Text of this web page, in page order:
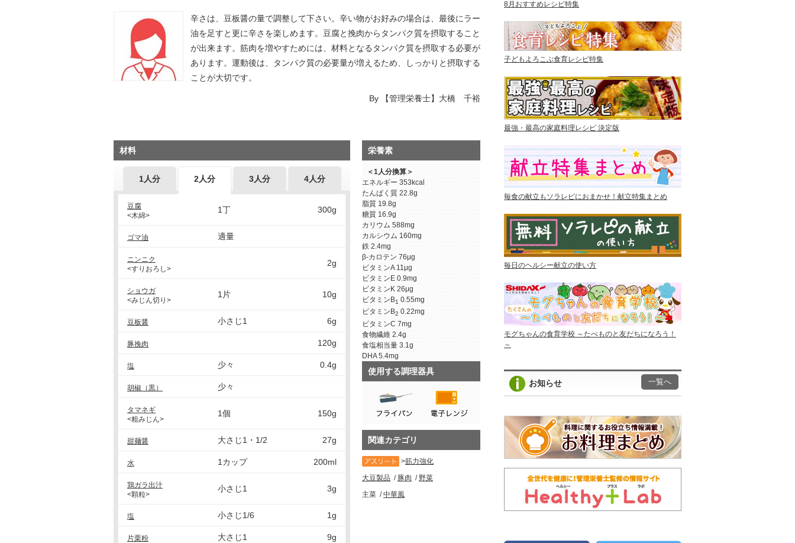
辛さは、豆板醤の量で調整して下さい。辛い物がお好みの場合は、最後にラー
油を足すと更に辛さを楽しめます。豆腐と挽肉からタンパク質を摂取すること
が出来ます。筋肉を増やすためには、材料となるタンパク質を摂取する必要が
あります。運動後は、タンパク質の必要量が増えるため、しっかりと摂取する
ことが大切です。
By 【管理栄養士】大橋 千裕
材料
1人分 2人分 3人分 4人分
豆腐
<木綿>
1丁 300g
ゴマ油 適量
ニンニク
<すりおろし>
2g
ショウガ
<みじん切り>
1片 10g
豆板醤 小さじ1 6g
豚挽肉 120g
塩 少々 0.4g
胡椒（黒） 少々
タマネギ
<粗みじん>
1個 150g
甜麺醤 大さじ1・1/2 27g
水 1カップ 200ml
鶏ガラ出汁
<顆粒>
小さじ1 3g
塩 小さじ1/6 1g
片栗粉 大さじ1 9g
栄養素
＜1人分換算＞
エネルギー 353kcal
たんぱく質 22.8g
脂質 19.8g
糖質 16.9g
カリウム 588mg
カルシウム 160mg
鉄 2.4mg
β-カロテン 76μg
ビタミンA 11μg
ビタミンE 0.9mg
ビタミンK 26μg
ビタミンB1 0.55mg
ビタミンB2 0.22mg
ビタミンC 7mg
食物繊維 2.4g
食塩相当量 3.1g
DHA 5.4mg
使用する調理器具
関連カテゴリ
筋力強化
大豆製品
豚肉
野菜
主菜
中華風
8月おすすめレシピ特集
子どもよろこぶ食育レシピ特集
最強・最高の家庭料理レシピ 決定版
毎食の献立もソラレピにおまかせ！献立特集まとめ
毎日のヘルシー献立の使い方
モグちゃんの食育学校 ～たべものと友だちになろう！
～
お知らせ 一覧へ